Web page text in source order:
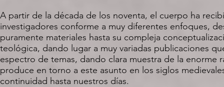
A partir de la década de los noventa, el cuerpo ha
investigadores conforme a muy diferentes enfoques,
puramente materiales hasta su compleja
teológica, dando lugar a muy variadas publicaciones
espectro de temas, dando clara muestra de la enorme
produce en torno a este asunto en los siglos
continuidad hasta nuestros días.